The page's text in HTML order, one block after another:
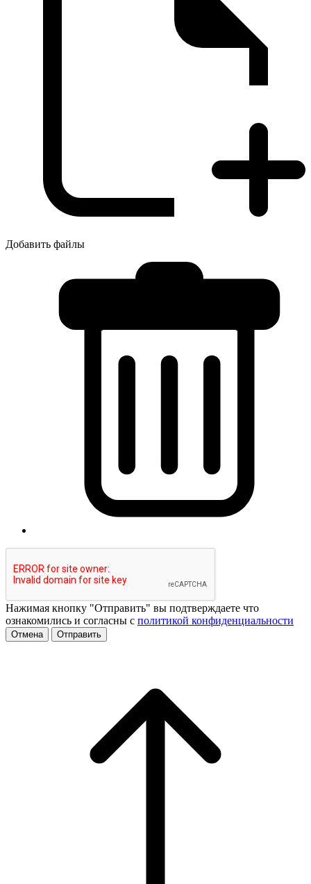
Добавить файлы
Нажимая кнопку "Отправить" вы подтверждаете что
ознакомились и согласны с политикой конфиденциальности
Отмена Отправить